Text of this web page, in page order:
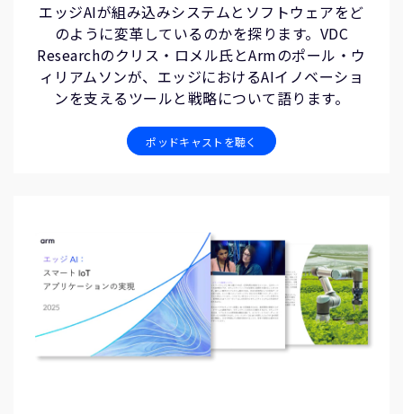
エッジAIが組み込みシステムとソフトウェアをど
のように変革しているのかを探ります。VDC
Researchのクリス・ロメル氏とArmのポール・ウ
ィリアムソンが、エッジにおけるAIイノベーショ
ンを支えるツールと戦略について語ります。
ポッドキャストを聴く